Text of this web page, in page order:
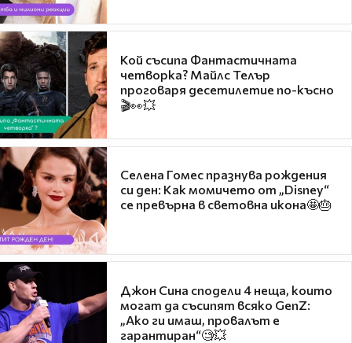
Кой съсипа Фантастичната
четворка? Майлс Телър
проговаря десетилетие по-късно
🎬👀💥
Селена Гомес празнува рождения
си ден: Как момичето от „Disney“
се превърна в световна икона🤩🎂
Джон Сина сподели 4 неща, които
могат да съсипят всяко GenZ:
„Ако ги имаш, провалът е
гарантиран“🧐💥